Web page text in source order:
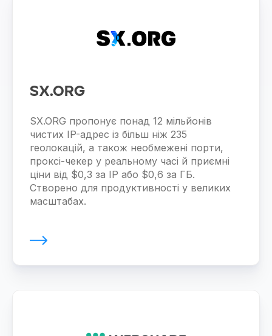
SX.ORG
SX.ORG пропонує понад 12 мільйонів
чистих IP-адрес із більш ніж 235
геолокацій, а також необмежені порти,
проксі-чекер у реальному часі й приємні
ціни від $0,3 за IP або $0,6 за ГБ.
Створено для продуктивності у великих
масштабах.